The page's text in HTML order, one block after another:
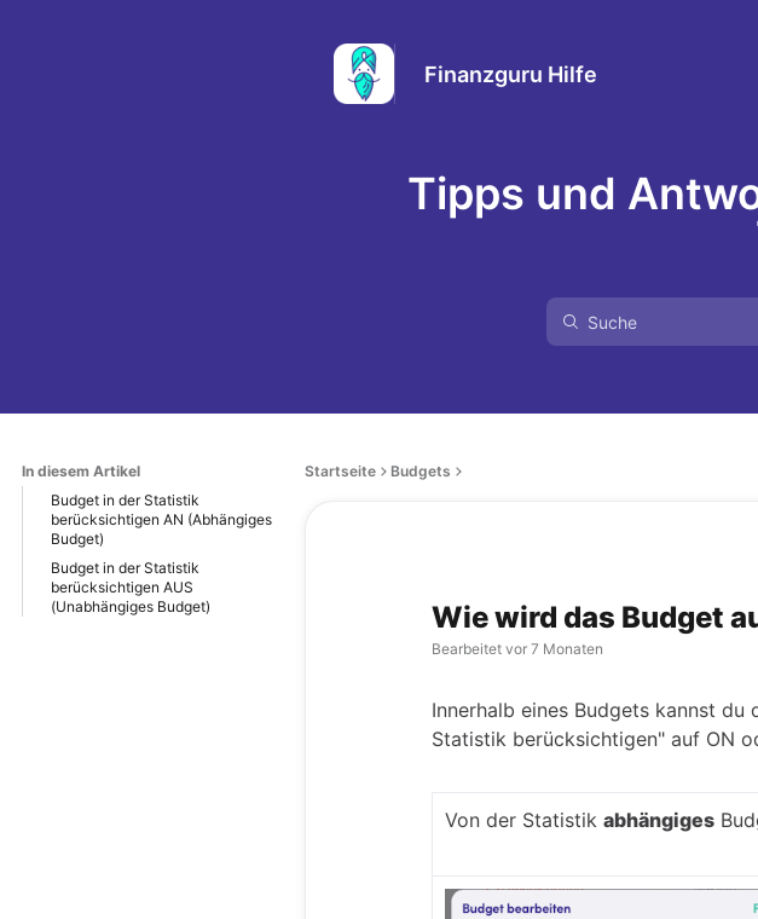
Finanzguru Hilfe
Tipps und
In diesem Artikel
Budget in der Statistik
berücksichtigen AN (Abhängiges
Budget)
Budget in der Statistik
berücksichtigen AUS
(Unabhängiges Budget)
Startseite Budgets
Wie wird das Budget
Bearbeitet vor 7 Monaten
Innerhalb eines Budgets kannst
Statistik berücksichtigen" auf ON
Von der Statistik abhängiges